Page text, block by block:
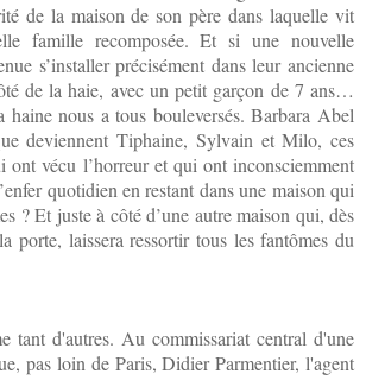
de la maison de son père dans laquelle vit
famille recomposée. Et si une nouvelle
s’installer précisément dans leur ancienne
de la haie, avec un petit garçon de 7 ans…
nous a tous bouleversés. Barbara Abel
deviennent Tiphaine, Sylvain et Milo, ces
ont vécu l’horreur et qui ont inconsciemment
quotidien en restant dans une maison qui
? Et juste à côté d’une autre maison qui, dès
porte, laissera ressortir tous les fantômes du
tant d'autres. Au commissariat central d'une
pas loin de Paris, Didier Parmentier, l'agent